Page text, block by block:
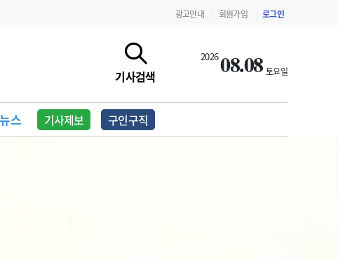
광고안내 회원가입 로그인
기사검색
202608.08 토요일
스 기사제보 구인구직